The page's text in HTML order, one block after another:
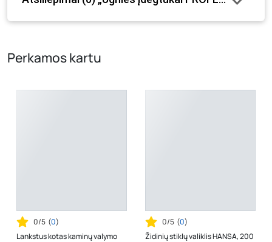
kaina, kuri galioja pirkimo metu.
Perkamos kartu
0/5 (0)
Lankstus kotas kaminų valymo
0/5 (0)
Židinių stiklų valiklis HANSA, 200